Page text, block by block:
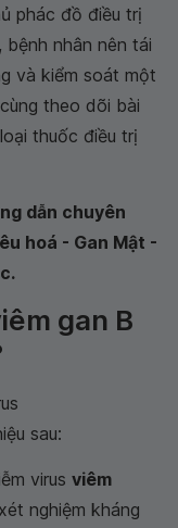
phác đồ điều trị
nhân nên tái
và kiểm soát một
theo dõi bài
thuốc điều trị
dẫn chuyên
hoá - Gan Mật -
gan B
sau:
virus viêm
nghiệm kháng